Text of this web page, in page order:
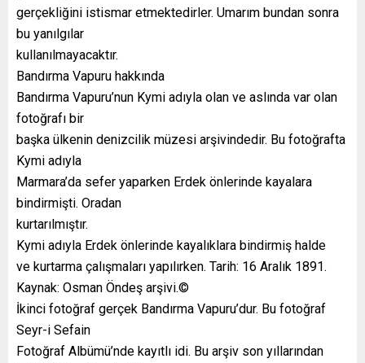
gerçekliğini istismar etmektedirler. Umarım bundan sonra
bu yanılgılar
kullanılmayacaktır.
Bandırma Vapuru hakkında
Bandırma Vapuru’nun Kymi adıyla olan ve aslında var olan
fotoğrafı bir
başka ülkenin denizcilik müzesi arşivindedir. Bu fotoğrafta
Kymi adıyla
Marmara’da sefer yaparken Erdek önlerinde kayalara
bindirmişti. Oradan
kurtarılmıştır.
Kymi adıyla Erdek önlerinde kayalıklara bindirmiş halde
ve kurtarma çalışmaları yapılırken. Tarih: 16 Aralık 1891.
Kaynak: Osman Öndeş arşivi.©
İkinci fotoğraf gerçek Bandırma Vapuru’dur. Bu fotoğraf
Seyr-i Sefain
Fotoğraf Albümü’nde kayıtlı idi. Bu arşiv son yıllarından